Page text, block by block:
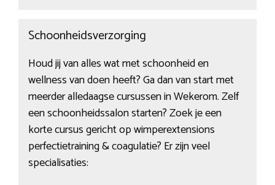
Schoonheidsverzorging
Houd jij van alles wat met schoonheid en
wellness van doen heeft? Ga dan van start met
meerder alledaagse cursussen in Wekerom. Zelf
een schoonheidssalon starten? Zoek je een
korte cursus gericht op wimperextensions
perfectietraining & coagulatie? Er zijn veel
specialisaties: